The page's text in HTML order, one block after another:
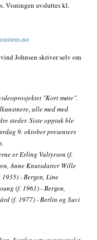
Visningen avsluttes kl.
Johnsen skriver selv om
"Kort møte".
alle med med
steder. Siste opptak ble
9. oktober presenters
er Erling Valtyrson (f.
Anne Knutsdatter Wille
- Bergen, Line
(f. 1961) - Bergen,
(f. 1977) - Berlin og Suvi